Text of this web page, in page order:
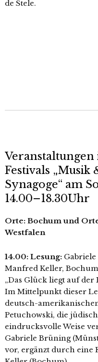
de Stele.
Veranstaltungen
Festivals „Musik
Synagoge“ am
14.00–18.30Uhr
Orte: Bochum und
Westfalen
14.00: Lesung:
Manfred Keller, Bochum
„Das Glück liegt auf der
Im Mittelpunkt die­ser
deutsch-
Petuchowski, die
ein­drucks­vol­le Weise
Gabriele Brüning
vor, ergänzt durch